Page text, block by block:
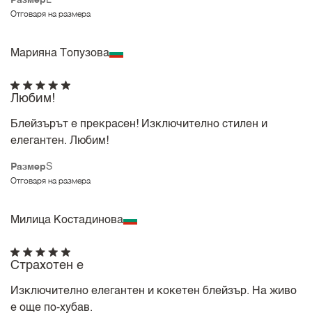
Отговаря на размера
Марияна Топузова
РазмерS
Отговаря на размера
Любим!
Блейзърът е прекрасен! Изключително стилен и
елегантен. Любим!
Милица Костадинова
Страхотен е
Изключително елегантен и кокетен блейзър. На живо
е още по-хубав.